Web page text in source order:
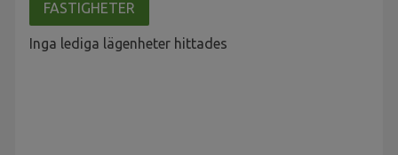
FASTIGHETER
Inga lediga lägenheter hittades